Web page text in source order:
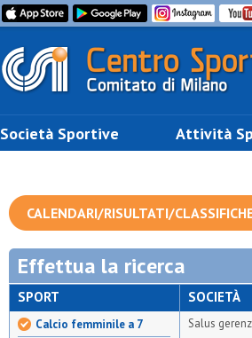
Società Sportive Attività
CALENDARI/RISULTATI/
Effettua la ricerca
SPORT
Calcio femminile a 7
SOCIETÀ
Salus